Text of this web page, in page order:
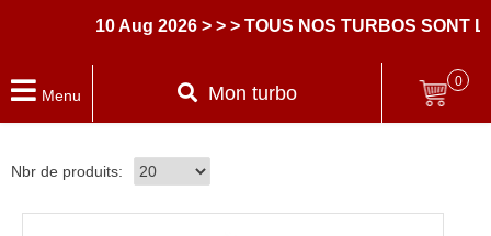
10 Aug 2026 > > > TOUS NOS TURBOS SONT
Menu Mon turbo
0
Nbr de produits: